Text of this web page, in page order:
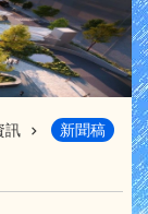
訊 新聞稿